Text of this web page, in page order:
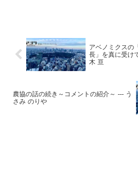
アベノミクスの
長」を真に受け
木 亘
農協の話の続き～コメントの紹介～ --- う
さみ のりや